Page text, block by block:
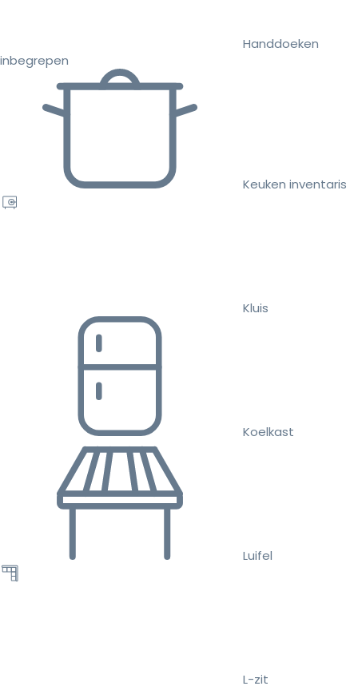
Handdoeken
inbegrepen
Keuken inventaris
Kluis
Koelkast
Luifel
L-zit